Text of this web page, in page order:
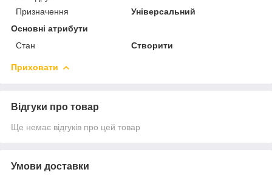
Призначення
Універсальний
Основні атрибути
Стан
Створити
Приховати
Відгуки про товар
Ще немає відгуків про цей товар
Умови доставки